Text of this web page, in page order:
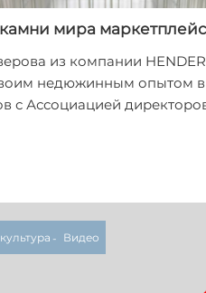
мира
из компании
недюжинным опытом
с Ассоциацией
Видео